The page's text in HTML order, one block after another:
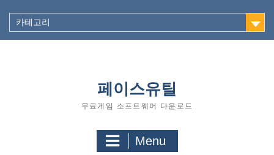
content
카테고리
페이스유틸
무료게임 소프트웨어 다운로드
Menu